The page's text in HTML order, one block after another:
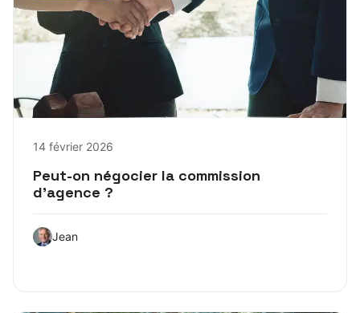
14 février 2026
Peut-on négocier la commission
d’agence ?
Jean